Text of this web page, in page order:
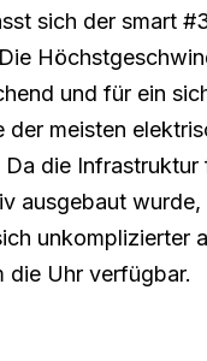
sich der smart
und für ein
meisten
die
ausgebaut
unkomplizierter
die Uhr verfügbar.